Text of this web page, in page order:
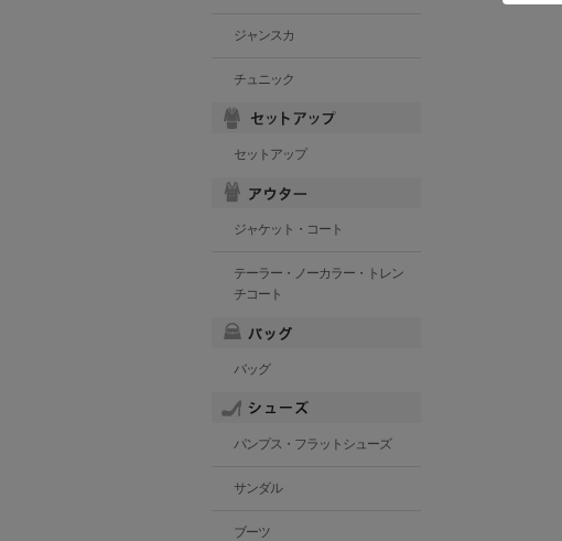
ジャンスカ
チュニック
セットアップ
ジャケット・コート
テーラー・ノーカラー・トレン
チコート
バッグ
パンプス・フラットシューズ
サンダル
ブーツ